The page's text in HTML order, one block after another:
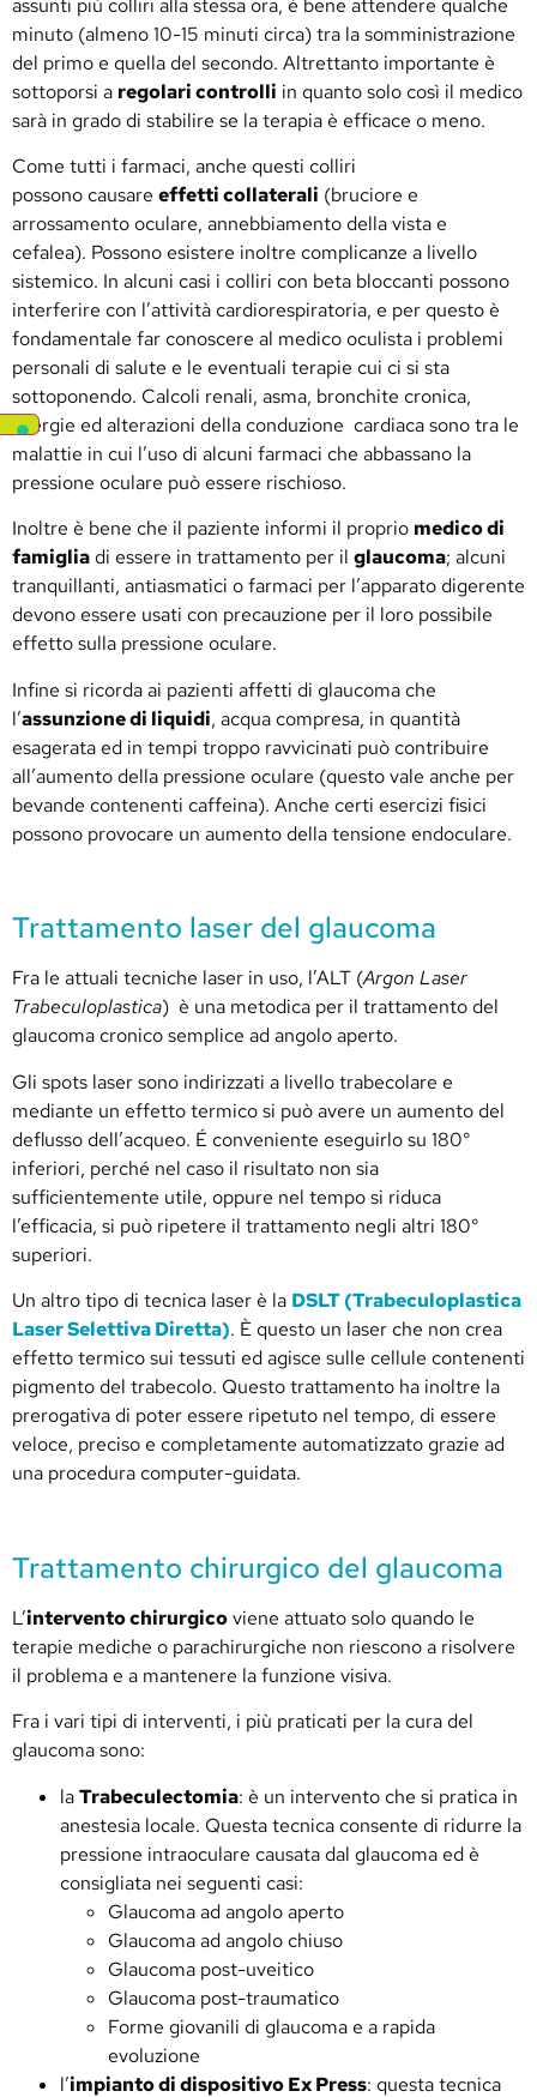
minuto (almeno 10-15 minuti circa) tra la somministrazione
del primo e quella del secondo. Altrettanto importante è
sottoporsi a regolari controlli in quanto solo così il medico
sarà in grado di stabilire se la terapia è efficace o meno.
Come tutti i farmaci, anche questi colliri
possono causare effetti collaterali (bruciore e
arrossamento oculare, annebbiamento della vista e
cefalea). Possono esistere inoltre complicanze a livello
sistemico. In alcuni casi i colliri con beta bloccanti possono
interferire con l’attività cardiorespiratoria, e per questo è
fondamentale far conoscere al medico oculista i problemi
personali di salute e le eventuali terapie cui ci si sta
sottoponendo. Calcoli renali, asma, bronchite cronica,
allergie ed alterazioni della conduzione cardiaca sono tra le
malattie in cui l’uso di alcuni farmaci che abbassano la
pressione oculare può essere rischioso.
Inoltre è bene che il paziente informi il proprio medico di
famigliadi essere in trattamento per il glaucoma; alcuni
tranquillanti, antiasmatici o farmaci per l’apparato digerente
devono essere usati con precauzione per il loro possibile
effetto sulla pressione oculare.
Infine si ricorda ai pazienti affetti di glaucoma che
l’assunzione di liquidi, acqua compresa, in quantità
esagerata ed in tempi troppo ravvicinati può contribuire
all’aumento della pressione oculare (questo vale anche per
bevande contenenti caffeina). Anche certi esercizi fisici
possono provocare un aumento della tensione endoculare.
Trattamento laser del glaucoma
Fra le attuali tecniche laser in uso, l’ALT (Argon Laser
Trabeculoplastica) è una metodica per il trattamento del
glaucoma cronico semplice ad angolo aperto.
Gli spots laser sono indirizzati a livello trabecolare e
mediante un effetto termico si può avere un aumento del
deflusso dell’acqueo. É conveniente eseguirlo su 180°
inferiori, perché nel caso il risultato non sia
sufficientemente utile, oppure nel tempo si riduca
l’efficacia, si può ripetere il trattamento negli altri 180°
superiori.
Un altro tipo di tecnica laser è la DSLT (Trabeculoplastica
Laser Selettiva Diretta). È questo un laser che non crea
effetto termico sui tessuti ed agisce sulle cellule contenenti
pigmento del trabecolo. Questo trattamento ha inoltre la
prerogativa di poter essere ripetuto nel tempo, di essere
veloce, preciso e completamente automatizzato grazie ad
una procedura computer-guidata.
Trattamento chirurgico del glaucoma
L’intervento chirurgicoviene attuato solo quando le
terapie mediche o parachirurgiche non riescono a risolvere
il problema e a mantenere la funzione visiva.
Fra i vari tipi di interventi, i più praticati per la cura del
glaucoma sono:
laTrabeculectomia: è un intervento che si pratica in
anestesia locale. Questa tecnica consente di ridurre la
pressione intraoculare causata dal glaucoma ed è
consigliata nei seguenti casi:
Glaucoma ad angolo aperto
Glaucoma ad angolo chiuso
Glaucoma post-uveitico
Glaucoma post-traumatico
Forme giovanili di glaucoma e a rapida
evoluzione
l’impianto di dispositivo Ex Press: questa tecnica